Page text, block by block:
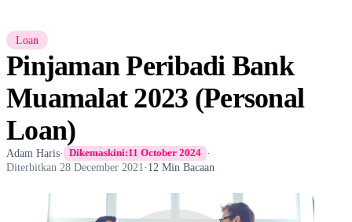
Loan
Pinjaman Peribadi Bank
Muamalat 2023 (Personal
Loan)
Adam Haris· Dikemaskini:11 October 2024 ·
Diterbitkan 28 December 2021·12 Min Bacaan